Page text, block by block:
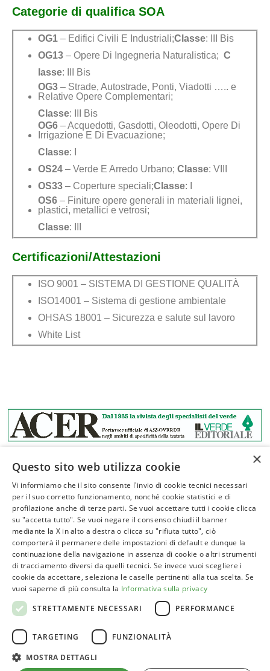
Categorie di qualifica SOA
OG1 – Edifici Civili E Industriali;Classe: III Bis
OG13 – Opere Di Ingegneria Naturalistica; C
lasse: III Bis
OG3 – Strade, Autostrade, Ponti, Viadotti ….. e
Relative Opere Complementari;
Classe: III Bis
OG6 – Acquedotti, Gasdotti, Oleodotti, Opere Di
Irrigazione E Di Evacuazione;
Classe: I
OS24 – Verde E Arredo Urbano; Classe: VIII
OS33 – Coperture speciali;Classe: I
OS6 – Finiture opere generali in materiali lignei,
plastici, metallici e vetrosi;
Classe: III
Certificazioni/Attestazioni
ISO 9001 – SISTEMA DI GESTIONE QUALITÀ
ISO14001 – Sistema di gestione ambientale
OHSAS 18001 – Sicurezza e salute sul lavoro
White List
ASSOVERDE
P.Iva 02961181209
posta@assoverde.it
Privacy Policy
Cookie Policy
Sede:
Corso Vittorio Emanuele II, 101 – 00186 Roma
Tel. 06 6852413
×
Questo sito web utilizza cookie
Vi informiamo che il sito consente l'invio di cookie tecnici necessari
per il suo corretto funzionamento, nonché cookie statistici e di
profilazione anche di terze parti. Se vuoi accettare tutti i cookie clicca
su "accetta tutto". Se vuoi negare il consenso chiudi il banner
mediante la X in alto a destra o clicca su "rifiuta tutto", ciò
comporterà il permanere delle impostazioni di default e dunque la
continuazione della navigazione in assenza di cookie o altri strumenti
di tracciamento diversi da quelli tecnici. Se invece vuoi scegliere i
cookie da accettare, seleziona le caselle pertinenti alla tua scelta. Se
vuoi saperne di più consulta la Informativa sulla privacy
STRETTAMENTE NECESSARI
PERFORMANCE
TARGETING FUNZIONALITÀ
MOSTRA DETTAGLI